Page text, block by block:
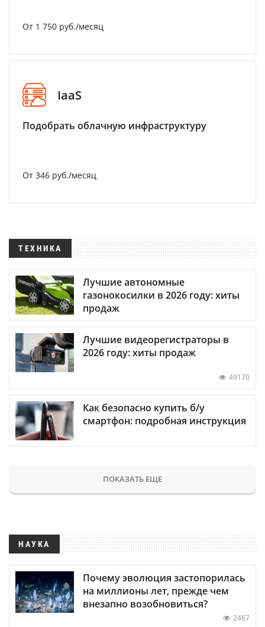
От 1 750 руб./месяц
IaaS
Подобрать облачную инфраструктуру
От 346 руб./месяц
ТЕХНИКА
Лучшие автономные
газонокосилки в 2026 году: хиты
продаж
Лучшие видеорегистраторы в
2026 году: хиты продаж
49170
Как безопасно купить б/у
смартфон: подробная инструкция
ПОКАЗАТЬ ЕЩЕ
НАУКА
Почему эволюция застопорилась
на миллионы лет, прежде чем
внезапно возобновиться?
2467